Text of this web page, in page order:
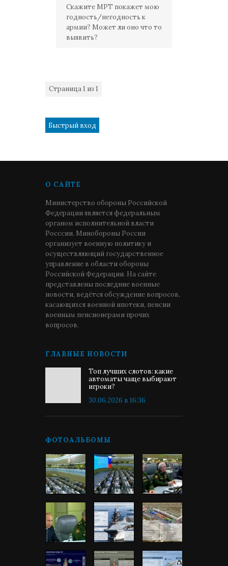
Скажите МРТ покажет мою
годность/негодность к
армии? Может ли оно что то
выявить?
Страница1 из 1
О САЙТЕ
Министерство обороны Российской
Федерации является федеральным
органом исполнительной власти
Росссии. Минобороны России
организует военную политику и
осуществляющий государственное
управление в области обороны
Российской Федерации. На сайте
представлены последние военные
новости, ведётся обсуждение вопросов,
касающихся военной ипотеки, пенсии
военным пенсионерами прочих
вопросов.
ГЛАВНЫЕ НОВОСТИ
Топ лучших слотов: какие
автоматы чаще выбирают
игроки?
30.06.2026 в 16:36
ФОТОАЛЬБОМЫ